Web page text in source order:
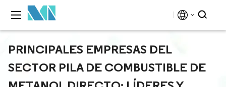
PRINCIPALES EMPRESAS DEL
SECTOR PILA DE COMBUSTIBLE DE